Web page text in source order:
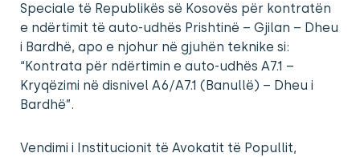
Speciale të Republikës së Kosovës për kontratën
e ndërtimit të auto-udhës Prishtinë – Gjilan – Dheu
i Bardhë, apo e njohur në gjuhën teknike si:
“Kontrata për ndërtimin e auto-udhës A7.1 –
Kryqëzimi në disnivel A6/A7.1 (Banullë) – Dheu i
Bardhë”.
Vendimi i Institucionit të Avokatit të Popullit,